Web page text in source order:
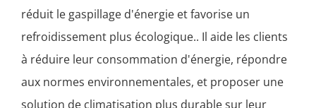
réduit le gaspillage d'énergie et favorise un
refroidissement plus écologique.. Il aide les clients
à réduire leur consommation d'énergie, répondre
aux normes environnementales, et proposer une
solution de climatisation plus durable sur leur